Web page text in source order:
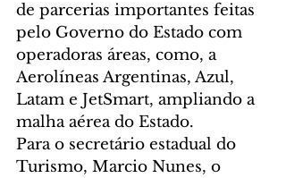
de parcerias importantes feitas
pelo Governo do Estado com
operadoras áreas, como, a
Aerolíneas Argentinas, Azul,
Latam e JetSmart, ampliando a
malha aérea do Estado.
Para o secretário estadual do
Turismo, Marcio Nunes, o